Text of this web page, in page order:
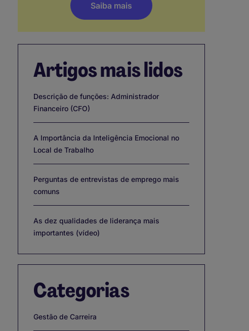
Saiba mais
Artigos mais lidos
Descrição de funções: Administrador
Financeiro (CFO)
A Importância da Inteligência Emocional no
Local de Trabalho
Perguntas de entrevistas de emprego mais
comuns
As dez qualidades de liderança mais
importantes (vídeo)
Categorias
Gestão de Carreira